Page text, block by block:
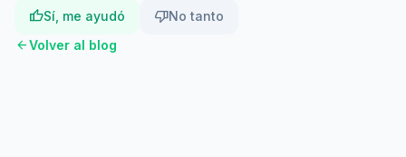
thumb_upSí, me ayudó thumb_downNo tanto
arrow_backVolver al blog